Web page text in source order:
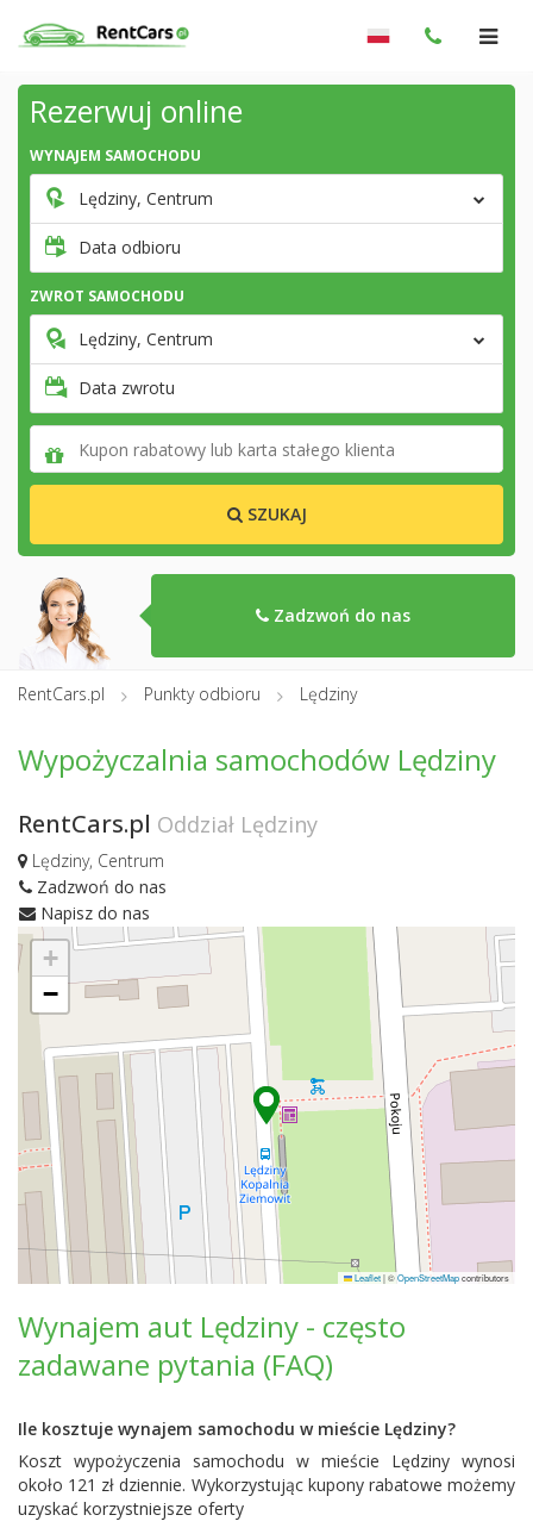
Rezerwuj online
WYNAJEM SAMOCHODU
Lędziny, Centrum
Data odbioru
ZWROT SAMOCHODU
Lędziny, Centrum
Data zwrotu
SZUKAJ
Zadzwoń do nas
RentCars.pl Punkty odbioru Lędziny
Wypożyczalnia samochodów Lędziny
RentCars.pl Oddział Lędziny
Lędziny, Centrum
Zadzwoń do nas
Napisz do nas
+
−
Leaflet|©OpenStreetMapcontributors
Wynajem aut Lędziny - często
zadawane pytania (FAQ)
Ile kosztuje wynajem samochodu w mieście Lędziny?
Koszt wypożyczenia samochodu w mieście Lędziny wynosi
około 121 zł dziennie. Wykorzystując kupony rabatowe możemy
uzyskać korzystniejsze oferty